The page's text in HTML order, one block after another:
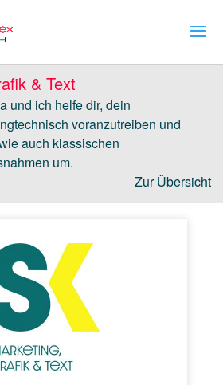
& Text
und ich helfe dir, dein
voranzutreiben und
auch klassischen
um.
Zur Übersicht